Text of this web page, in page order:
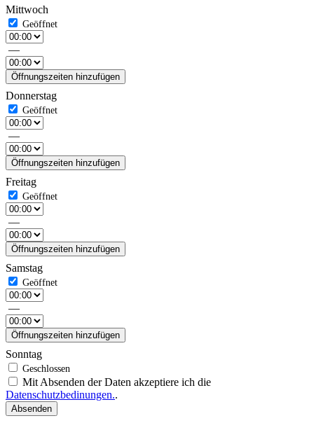
Mittwoch
—
Öffnungszeiten hinzufügen
Donnerstag
—
Öffnungszeiten hinzufügen
Freitag
—
Öffnungszeiten hinzufügen
Samstag
—
Öffnungszeiten hinzufügen
Sonntag
Mit Absenden der Daten akzeptiere ich die
Datenschutzbedinungen..
Absenden